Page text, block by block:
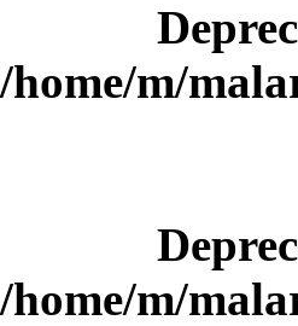
/home/m/
/home/m/